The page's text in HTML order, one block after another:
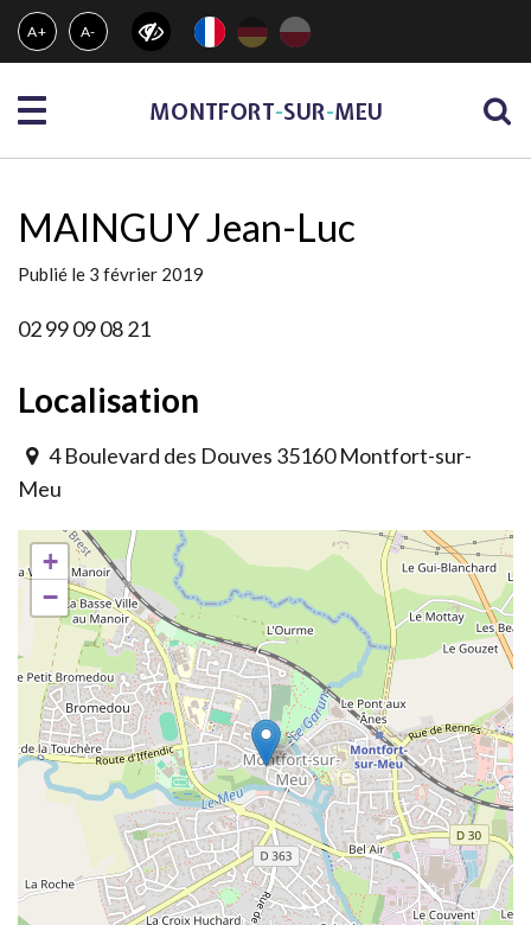
Gestion des traceurs
A+ A-
Menu MONTFORT-SUR-MEU
MAINGUY Jean-Luc
Publié le 3 février 2019
02 99 09 08 21
Localisation
4 Boulevard des Douves 35160 Montfort-sur-
Meu
+
−